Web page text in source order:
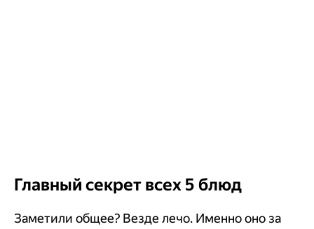
Главный секрет всех 5 блюд
Заметили общее? Везде лечо. Именно оно за